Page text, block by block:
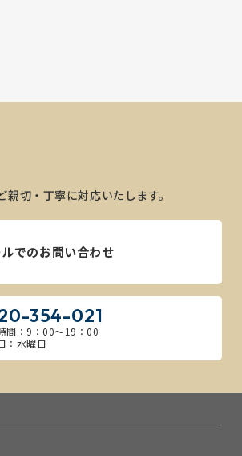
親切・丁寧に対応いたします。
でのお問い合わせ
354-021
間：9：00～19：00
：水曜日